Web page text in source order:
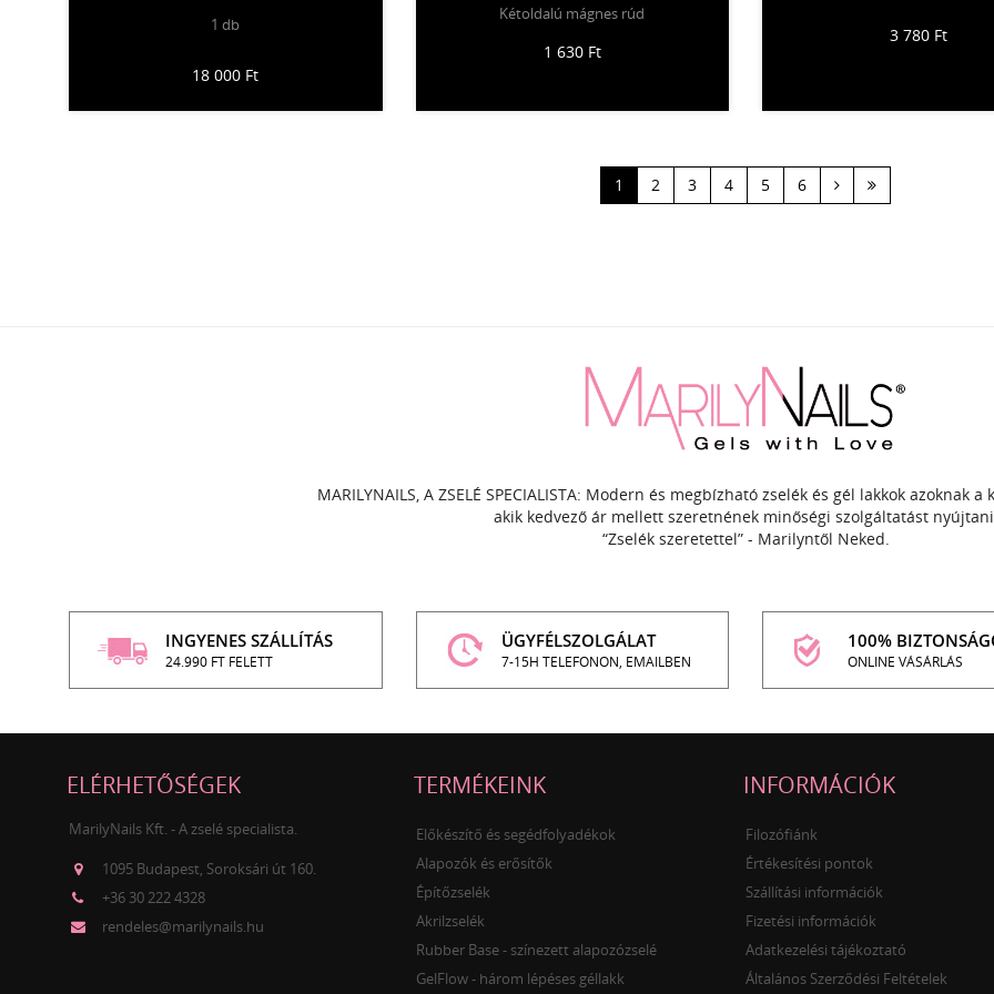
1 db
18 000 Ft
Kétoldalú mágnes rúd
1 630 Ft
3 780 Ft
1 2 3 4 5 6
Következő
›
Utolsó
»
MARILYNAILS, A ZSELÉ SPECIALISTA: Modern és megbízható zselék és gél lakkok azoknak
akik kedvező ár mellett szeretnének minőségi szolgáltatást
“Zselék szeretettel” - Marilyntől Neked.
INGYENES SZÁLLÍTÁS
24.990 FT FELETT
ÜGYFÉLSZOLGÁLAT
7-15H TELEFONON, EMAILBEN
100%
ONLINE VÁSÁRLÁS
ELÉRHETŐSÉGEK
MarilyNails Kft. - A zselé specialista.
1095 Budapest, Soroksári út 160.
+36 30 222 4328
rendeles@marilynails.hu
TERMÉKEINK
Előkészítő és segédfolyadékok
Alapozók és erősítők
Építőzselék
Akrilzselék
Rubber Base - színezett alapozózselé
GelFlow - három lépéses géllakk
INFORMÁCIÓK
Filozófiánk
Értékesítési pontok
Szállítási információk
Fizetési információk
Adatkezelési tájékoztató
Általános Szerződési Feltételek